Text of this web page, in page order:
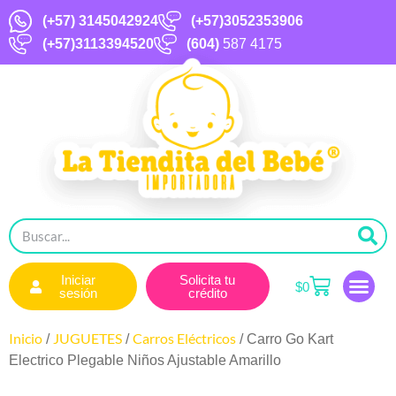
(+57) 3145042924
(+57)3052353906
(+57)3113394520
(604) 587 4175
Iniciar
sesión
Solicita tu
crédito
$0
Inicio / JUGUETES /Carros Eléctricos / Carro Go Kart
Electrico Plegable Niños Ajustable Amarillo